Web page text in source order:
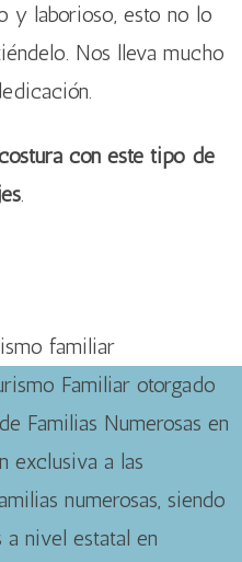
y laborioso, esto no lo
Nos lleva mucho
con este tipo de
.
Familiar otorgado
Familias Numerosas en
exclusiva a las
numerosas, siendo
nivel estatal en